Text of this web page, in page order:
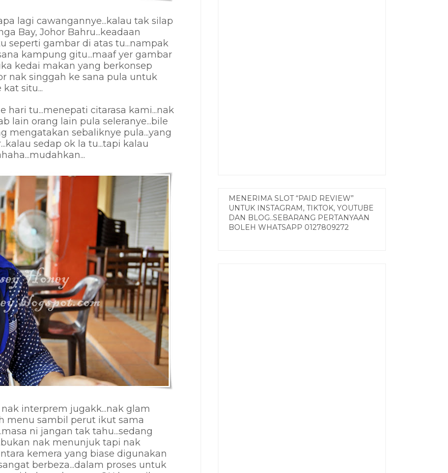
lagi cawangannye...kalau tak silap
Bay, Johor Bahru...keadaan
seperti gambar di atas tu...nampak
kampung gitu...maaf yer gambar
kedai makan yang berkonsep
nak singgah ke sana pula untuk
situ...
hari tu...menepati citarasa kami...nak
lain orang lain pula seleranye...bile
mengatakan sebaliknye pula...yang
sedap ok la tu...tapi kalau
interprem jugakk...nak glam
menu sambil perut ikut sama
ni jangan tak tahu...sedang
nak menunjuk tapi nak
kemera yang biase digunakan
berbeza...dalam proses untuk
MENERIMA SLOT “PAID REVIEW”
UNTUK INSTAGRAM, TIKTOK, YOUTUBE
DAN BLOG..SEBARANG PERTANYAAN
BOLEH WHATSAPP 0127809272